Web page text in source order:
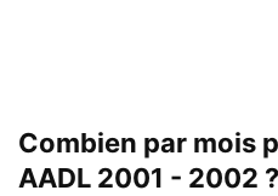
Combien par mois
AADL 2001 - 2002 ?